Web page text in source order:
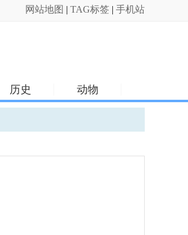
网站地图 | TAG标签 | 手机站
历史 动物